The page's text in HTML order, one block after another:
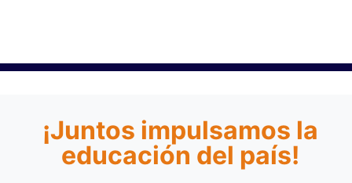
¡Juntos impulsamos la
educación del país!